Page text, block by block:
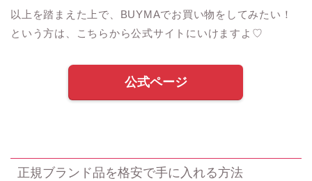
以上を踏まえた上で、BUYMAでお買い物をしてみたい！
という方は、こちらから公式サイトにいけますよ♡
公式ページ
正規ブランド品を格安で手に入れる方法